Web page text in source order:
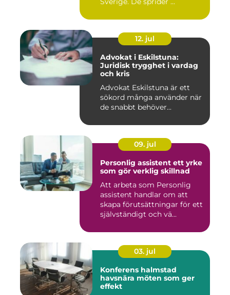
12. jul
Advokat i Eskilstuna:
Juridisk trygghet i vardag
och kris
Advokat Eskilstuna är ett
sökord många använder när
de snabbt behöver...
09. jul
Personlig assistent ett yrke
som gör verklig skillnad
Att arbeta som Personlig
assistent handlar om att
skapa förutsättningar för ett
självständigt och vä...
03. jul
Konferens halmstad
havsnära möten som ger
effekt